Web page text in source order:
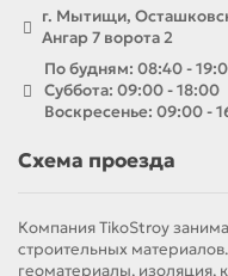
г. Мытищи,
Ангар 7 ворота 2
По будням: 08:40 -
Суббота: 09:00 - 18:00
Воскресенье: 09:00 -
Схема проезда
Компания TikoStroy
строительных
геоматериалы, изоляция,